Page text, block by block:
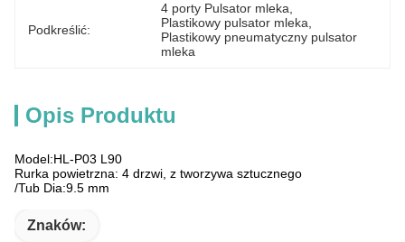
Podkreślić:
4 porty Pulsator mleka
Plastikowy pulsator mleka
Plastikowy pneumatyczny pulsator
mleka
Opis Produktu
Model:HL-P03 L90
Rurka powietrzna: 4 drzwi, z tworzywa sztucznego
/Tub Dia:9.5 mm
Znaków: